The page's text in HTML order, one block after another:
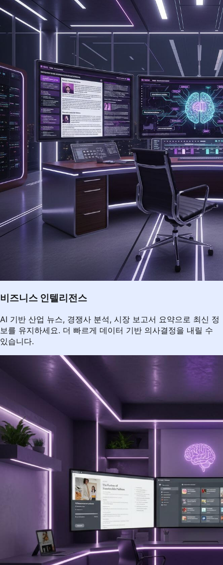
비즈니스 인텔리전스
AI 기반 산업 뉴스, 경쟁사 분석, 시장 보고서 요약으로 최신 정
보를 유지하세요. 더 빠르게 데이터 기반 의사결정을 내릴 수
있습니다.